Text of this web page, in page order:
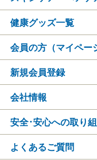
健康グッズ一覧
会員の方（マイペー
新規会員登録
会社情報
安全･安心への取り
よくあるご質問